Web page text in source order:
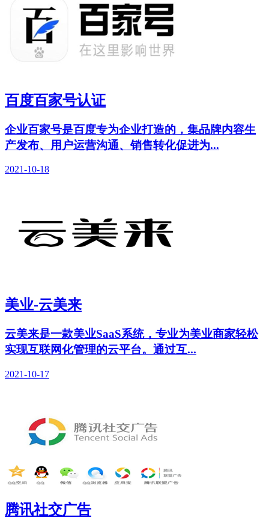
百度百家号认证
企业百家号是百度专为企业打造的，集品牌内容生
产发布、用户运营沟通、销售转化促进为...
2021-10-18
美业-云美来
云美来是一款美业SaaS系统，专业为美业商家轻松
实现互联网化管理的云平台。通过互...
2021-10-17
腾讯社交广告